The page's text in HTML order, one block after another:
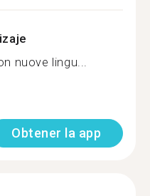
nuove lingu...
Obtener la app